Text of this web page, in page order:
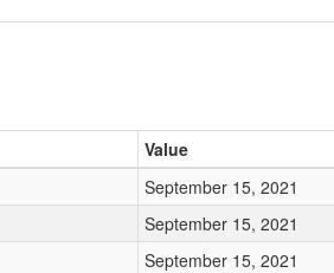
Value
September 15, 2021
September 15, 2021
September 15, 2021